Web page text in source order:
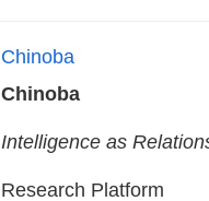
Chinoba
Chinoba
Intelligence as
Research Platform